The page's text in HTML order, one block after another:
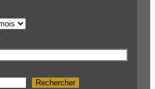
Rechercher